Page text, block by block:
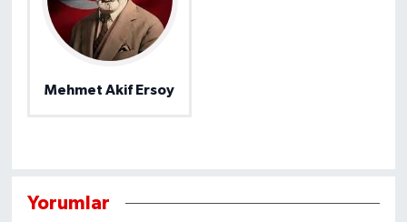
Mehmet Akif Ersoy
Yorumlar